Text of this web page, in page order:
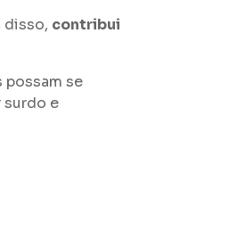
disso, contribui
se
surdo e